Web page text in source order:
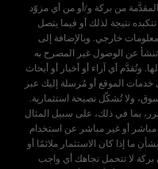
من بركة و/أو من أي مزوّد
نتيجة لذلك أو فيما يتصل
خارجي. وبالإضافة إلى
عن الوصول غير المصرح به
وتُقدَّم أي آراء أو أخبار أو أبحاث
خدمات الموقع أو مُرسلة إليك عبر
ولا تُشكّل نصيحة استثمارية.
بما في ذلك، على سبيل المثال
أو غير مباشر عن استخدام
ما إذا كان الاستثمار ملائمًا أو
بركة لا تتحمل تجاهك أي واجب